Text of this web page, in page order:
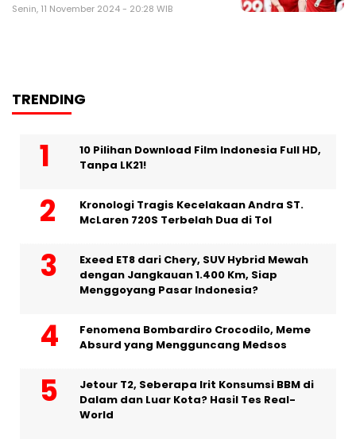
Senin, 11 November 2024 - 20:28 WIB
TRENDING
10 Pilihan Download Film Indonesia Full HD,
Tanpa LK21!
Kronologi Tragis Kecelakaan Andra ST.
McLaren 720S Terbelah Dua di Tol
Exeed ET8 dari Chery, SUV Hybrid Mewah
dengan Jangkauan 1.400 Km, Siap
Menggoyang Pasar Indonesia?
Fenomena Bombardiro Crocodilo, Meme
Absurd yang Mengguncang Medsos
Jetour T2, Seberapa Irit Konsumsi BBM di
Dalam dan Luar Kota? Hasil Tes Real-
World